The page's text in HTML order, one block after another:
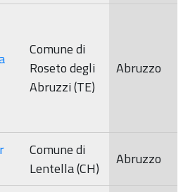
Comune di
Roseto degli
Abruzzi (TE)
Abruzzo
Comune di
Lentella (CH)
Abruzzo